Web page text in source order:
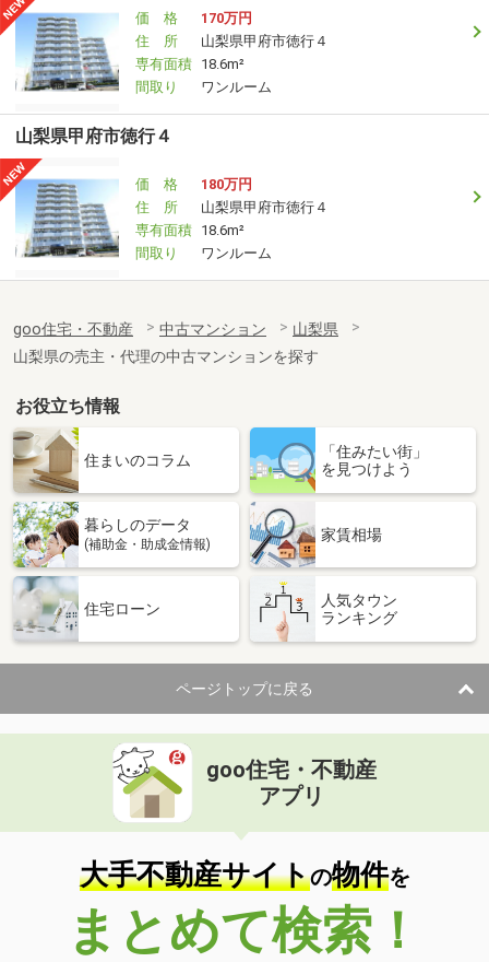
価 格
170万円
住 所
山梨県甲府市徳行４
専有面積 18.6m²
間取り
ワンルーム
山梨県甲府市徳行４
価 格
180万円
住 所
山梨県甲府市徳行４
専有面積 18.6m²
間取り
ワンルーム
goo住宅・不動産 中古マンション
山梨県
山梨県の売主・代理の中古マンションを探す
お役立ち情報
住まいのコラム
「住みたい街」
を見つけよう
暮らしのデータ
(補助金・助成金情報)
家賃相場
住宅ローン
人気タウン
ランキング
ページトップに戻る
goo住宅・不動産
アプリ
大手不動産サイトの物件を
まとめて検索！